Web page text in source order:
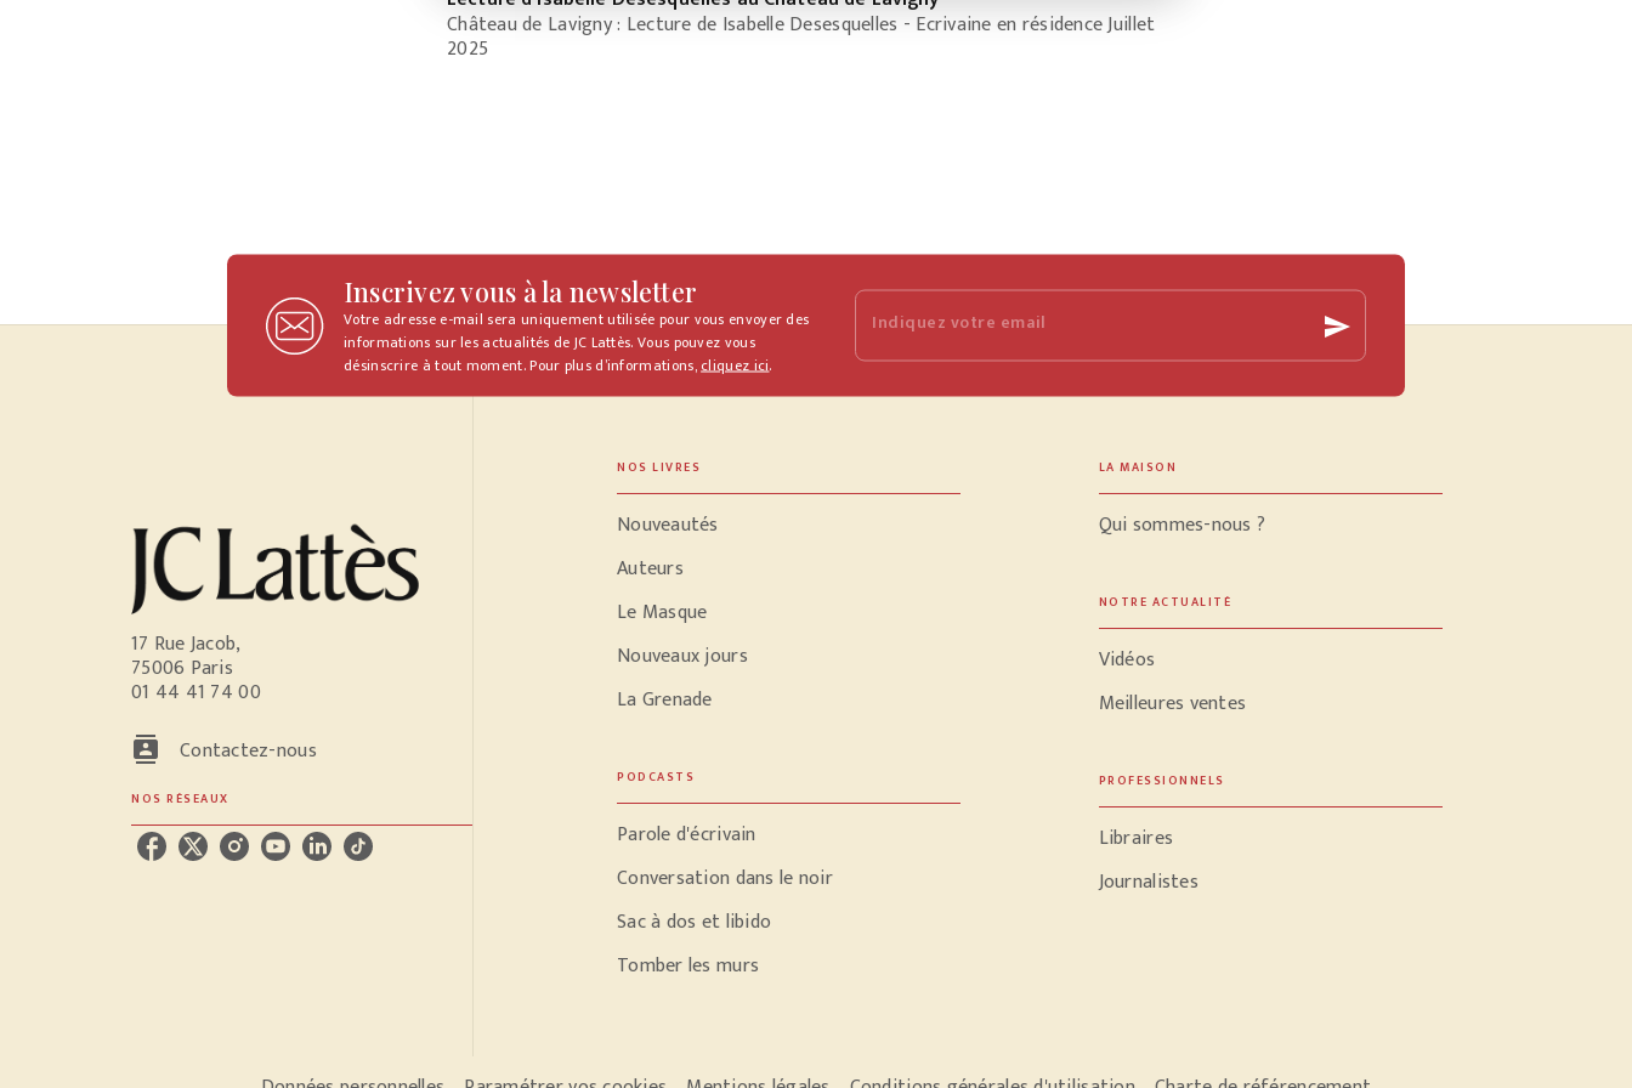
Château de Lavigny : Lecture de Isabelle Desesquelles - Ecrivaine en résidence Juillet
2025
Inscrivez vous à la newsletter
Votre adresse e-mail sera uniquement utilisée pour vous envoyer des
informations sur les actualités de JC Lattès. Vous pouvez vous
désinscrire à tout moment. Pour plus d’informations,cliquez ici.
Indiquez votre email send
17 Rue Jacob,
75006 Paris
01 44 41 74 00
contacts Contactez-nous
NOS RÉSEAUX
NOS LIVRES
Nouveautés
Auteurs
Le Masque
Nouveaux jours
La Grenade
PODCASTS
Parole d'écrivain
Conversation dans le noir
Sac à dos et libido
Tomber les murs
LA MAISON
Qui sommes-nous ?
NOTRE ACTUALITÉ
Vidéos
Meilleures ventes
PROFESSIONNELS
Libraires
Journalistes